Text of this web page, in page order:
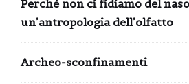
Perché non ci fidiamo del
un’antropologia dell’olfatto
Archeo-sconfinamenti